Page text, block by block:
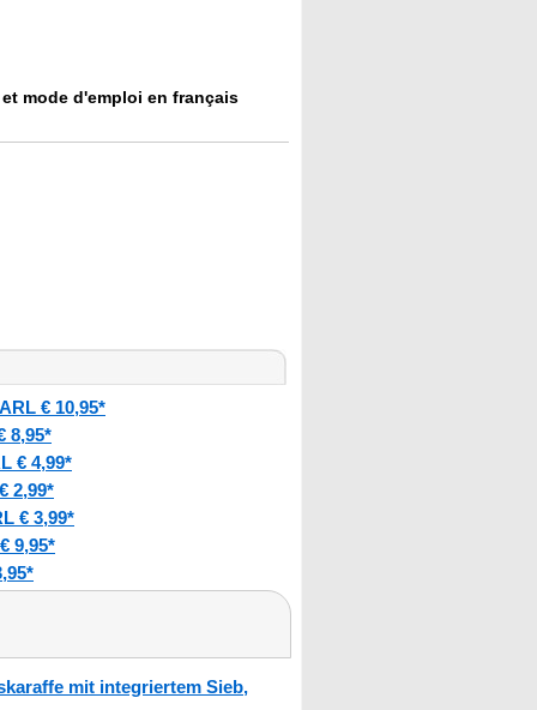
mode d'emploi en français
€ 10,95*
8,95*
€ 4,99*
2,99*
€ 3,99*
9,95*
mit integriertem Sieb,